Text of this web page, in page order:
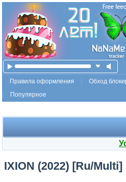
Правила оформления
Обход
Популярное
IXION (2022) [Ru/